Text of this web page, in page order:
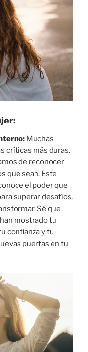
Muchas
críticas más duras.
de reconocer
que sean. Este
el poder que
superar desafíos,
Sé que
mostrado tu
confianza y tu
puertas en tu